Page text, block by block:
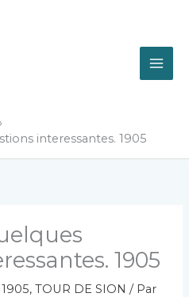
interessantes. 1905
1905
1905,TOUR DE SION / Par